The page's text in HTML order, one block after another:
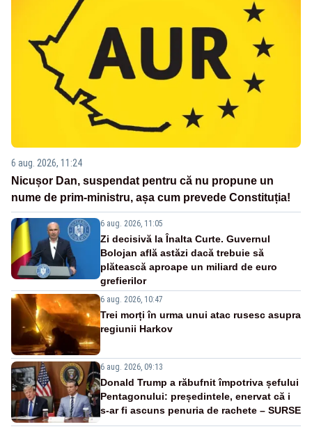
6 aug. 2026, 11:24
Nicușor Dan, suspendat pentru că nu propune un
nume de prim-ministru, așa cum prevede Constituția!
6 aug. 2026, 11:05
Zi decisivă la Înalta Curte. Guvernul
Bolojan află astăzi dacă trebuie să
plătească aproape un miliard de euro
grefierilor
6 aug. 2026, 10:47
Trei morți în urma unui atac rusesc asupra
regiunii Harkov
6 aug. 2026, 09:13
Donald Trump a răbufnit împotriva șefului
Pentagonului: președintele, enervat că i
s-ar fi ascuns penuria de rachete – SURSE